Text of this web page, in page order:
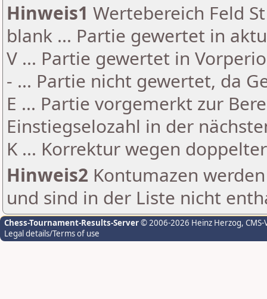
Hinweis1 Wertebereich Feld
blank ... Partie gewertet in
V ... Partie gewertet in
- ... Partie nicht gewertet, da
E ... Partie vorgemerkt zur
Einstiegselozahl in der
K ... Korrektur wegen
Hinweis2 Kontumazen
und sind in der Liste nicht
Chess-Tournament-Results-Server© 2006-2026 Heinz Herzog,
Legal details/Terms of use